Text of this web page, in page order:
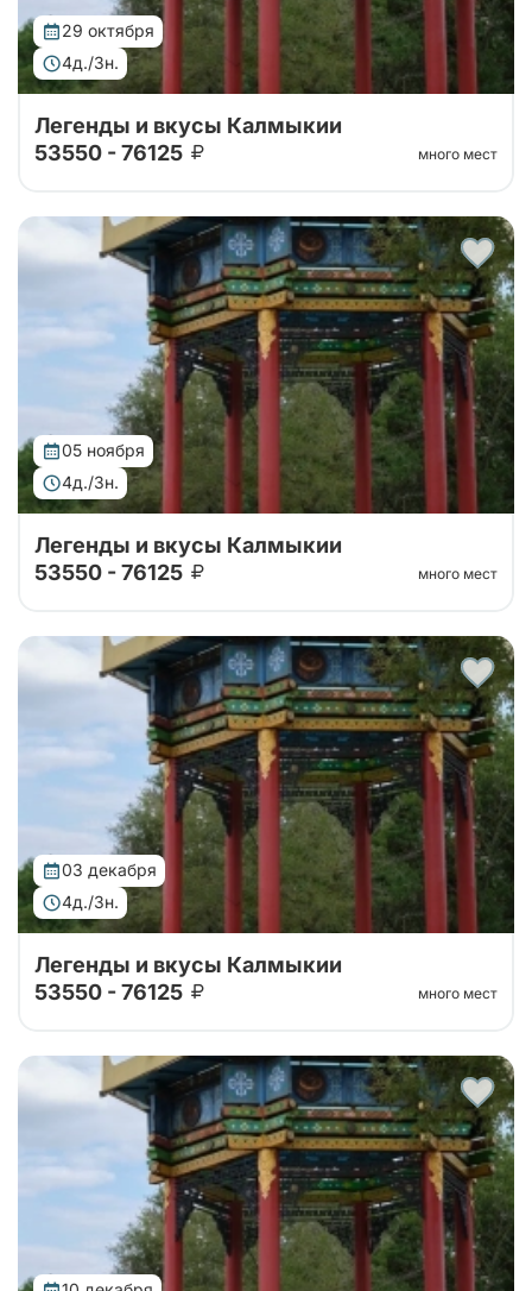
29 октября
4д./3н.
Тур организован совместно с принимающей
стороной! 4 дня уникального погружения в
традиции и природу. Вас ждут: калмыцкая кухня,
экскурсии по центру Элисты с посещением ро...
Легенды и вкусы Калмыкии
53550 - 76125
много мест
05 ноября
4д./3н.
Тур организован совместно с принимающей
стороной! 4 дня уникального погружения в
традиции и природу. Вас ждут: калмыцкая кухня,
экскурсии по центру Элисты с посещением ро...
Легенды и вкусы Калмыкии
53550 - 76125
много мест
03 декабря
4д./3н.
Тур организован совместно с принимающей
стороной! 4 дня уникального погружения в
традиции и природу. Вас ждут: калмыцкая кухня,
экскурсии по центру Элисты с посещением ро...
Легенды и вкусы Калмыкии
53550 - 76125
много мест